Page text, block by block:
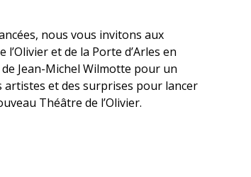
nous vous invitons aux
et de la Porte d’Arles en
de Jean-Michel Wilmotte pour un
artistes et des surprises pour lancer
Théâtre de l’Olivier.